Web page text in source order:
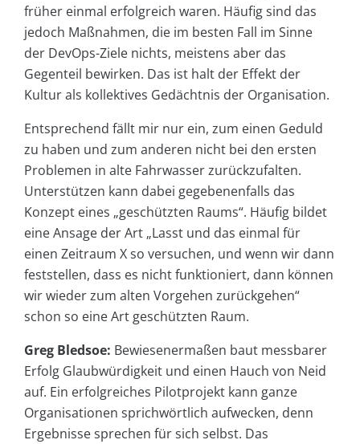
früher einmal erfolgreich waren. Häufig sind das
jedoch Maßnahmen, die im besten Fall im Sinne
der DevOps-Ziele nichts, meistens aber das
Gegenteil bewirken. Das ist halt der Effekt der
Kultur als kollektives Gedächtnis der Organisation.
Entsprechend fällt mir nur ein, zum einen Geduld
zu haben und zum anderen nicht bei den ersten
Problemen in alte Fahrwasser zurückzufalten.
Unterstützen kann dabei gegebenenfalls das
Konzept eines „geschützten Raums“. Häufig bildet
eine Ansage der Art „Lasst und das einmal für
einen Zeitraum X so versuchen, und wenn wir dann
feststellen, dass es nicht funktioniert, dann können
wir wieder zum alten Vorgehen zurückgehen“
schon so eine Art geschützten Raum.
Greg Bledsoe: Bewiesenermaßen baut messbarer
Erfolg Glaubwürdigkeit und einen Hauch von Neid
auf. Ein erfolgreiches Pilotprojekt kann ganze
Organisationen sprichwörtlich aufwecken, denn
Ergebnisse sprechen für sich selbst. Das